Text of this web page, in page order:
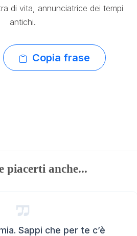
di vita, annunciatrice dei tempi
antichi.
Copia frase
piacerti anche...
Sappi che per te c’è